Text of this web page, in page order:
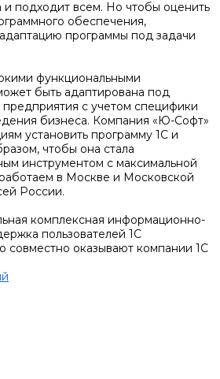
и подходит всем. Но чтобы оценить
обеспечения,
программы под задачи
функциональными
быть адаптирована под
с учетом специфики
бизнеса. Компания «Ю-Софт»
установить программу 1С и
чтобы она стала
инструментом с максимальной
в Москве и Московской
России.
комплексная информационно-
пользователей 1С
совместно оказывают компании 1С